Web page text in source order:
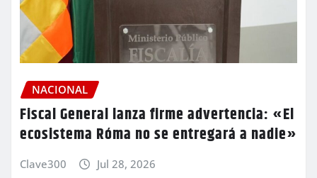
NACIONAL
Fiscal General lanza firme advertencia: «El
ecosistema Róma no se entregará a nadie»
Clave300 Jul 28, 2026